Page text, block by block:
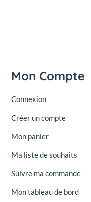
Mon Compte
Connexion
Créer un compte
Mon panier
Ma liste de souhaits
Suivre ma commande
Mon tableau de bord